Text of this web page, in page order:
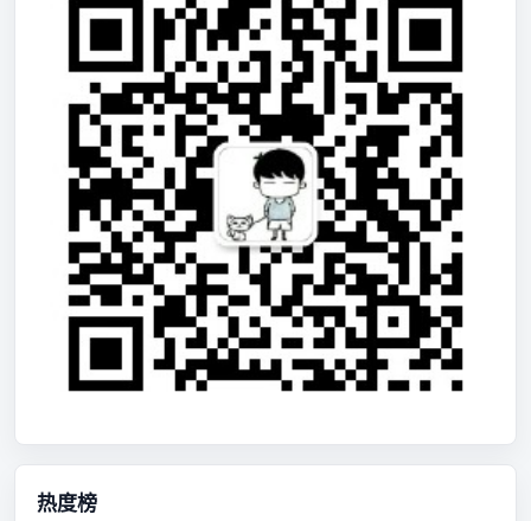
热度榜